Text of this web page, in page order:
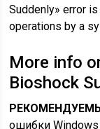
Suddenly» error
operations by a
More info
Bioshock
ошибки